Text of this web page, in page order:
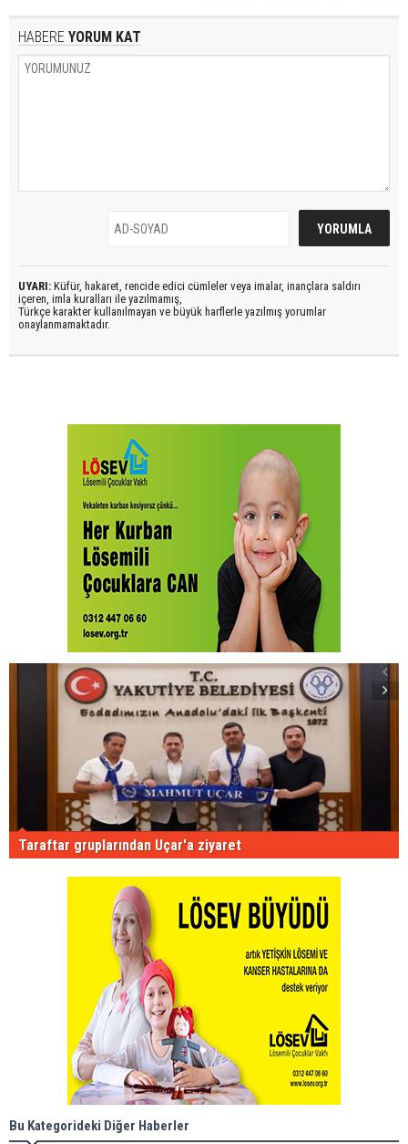
HABERE YORUM KAT
UYARI: Küfür, hakaret, rencide edici cümleler veya imalar, inançlara saldırı
içeren, imla kuralları ile yazılmamış,
Türkçe karakter kullanılmayan ve büyük harflerle yazılmış yorumlar
onaylanmamaktadır.
Taraftar gruplarından Uçar'a ziyaret
Bu Kategorideki Diğer Haberler